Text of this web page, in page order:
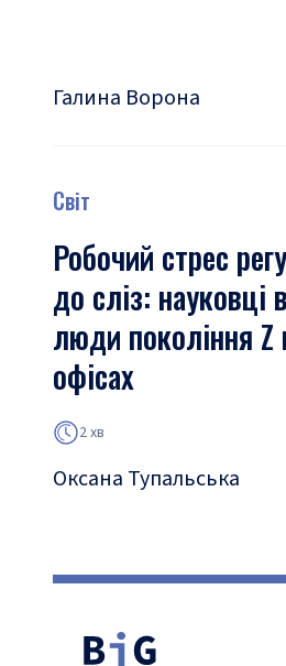
Галина Ворона
Світ
Робочий стрес
до сліз:
люди покоління
офісах
2 хв
Оксана Тупальська